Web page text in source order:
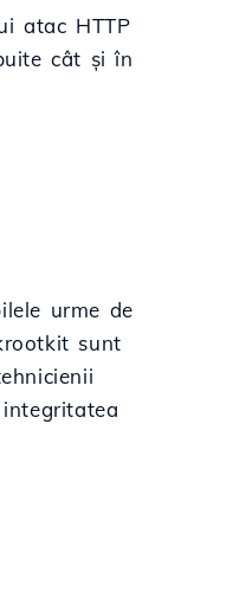
atac HTTP
cât și în
urme de
sunt